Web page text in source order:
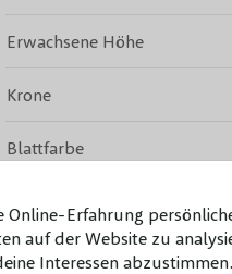
Online-Erfahrung
auf der Website zu
Interessen
Erwachsene Höhe
Krone
Blattfarbe
Immergrün